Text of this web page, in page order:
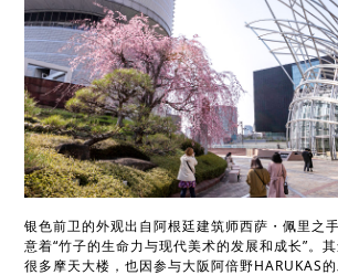
银色前卫的外观出自阿根廷建筑师西萨・佩里之
意着“竹子的生命力与现代美术的发展和成长”。
很多摩天大楼，也因参与大阪阿倍野HARUKAS